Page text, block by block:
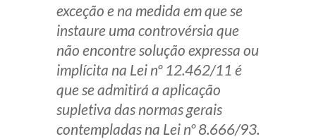
exceção e na medida em que se
instaure uma controvérsia que
não encontre solução expressa ou
implícita na Lei nº 12.462/11 é
que se admitirá a aplicação
supletiva das normas gerais
contempladas na Lei nº 8.666/93.